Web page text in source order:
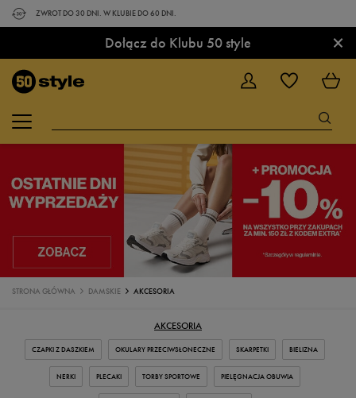
ZWROT DO 30 DNI. W KLUBIE DO 60 DNI.
Dołącz do Klubu 50 style ×
STRONA GŁÓWNA DAMSKIE AKCESORIA
AKCESORIA
CZAPKI Z DASZKIEM OKULARY PRZECIWSŁONECZNE SKARPETKI BIELIZNA
NERKI PLECAKI TORBY SPORTOWE PIELĘGNACJA OBUWIA